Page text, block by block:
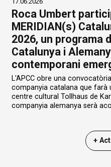
Roca Umbert
MERIDIAN(s)
2026, un programa
Catalunya i
contemporani
L'APCC obre una
companyia catalana que farà
centre cultural Tollhaus de
companyia alemanya serà
+